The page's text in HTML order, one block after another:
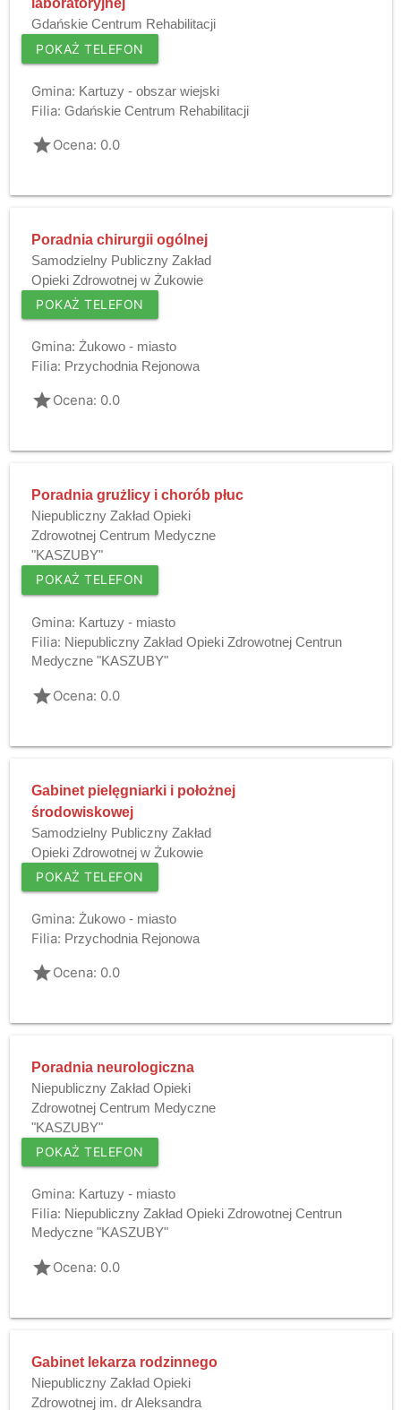
laboratoryjnej
Gdańskie Centrum Rehabilitacji
POKAŻ TELEFON
Gmina: Kartuzy - obszar wiejski
Filia: Gdańskie Centrum Rehabilitacji
gradeOcena: 0.0
Poradnia chirurgii ogólnej
Samodzielny Publiczny Zakład
Opieki Zdrowotnej w Żukowie
POKAŻ TELEFON
Gmina: Żukowo - miasto
Filia: Przychodnia Rejonowa
gradeOcena: 0.0
Poradnia grużlicy i chorób płuc
Niepubliczny Zakład Opieki
Zdrowotnej Centrum Medyczne
"KASZUBY"
POKAŻ TELEFON
Gmina: Kartuzy - miasto
Filia: Niepubliczny Zakład Opieki Zdrowotnej Centrun
Medyczne "KASZUBY"
gradeOcena: 0.0
Gabinet pielęgniarki i położnej
środowiskowej
Samodzielny Publiczny Zakład
Opieki Zdrowotnej w Żukowie
POKAŻ TELEFON
Gmina: Żukowo - miasto
Filia: Przychodnia Rejonowa
gradeOcena: 0.0
Poradnia neurologiczna
Niepubliczny Zakład Opieki
Zdrowotnej Centrum Medyczne
"KASZUBY"
POKAŻ TELEFON
Gmina: Kartuzy - miasto
Filia: Niepubliczny Zakład Opieki Zdrowotnej Centrun
Medyczne "KASZUBY"
gradeOcena: 0.0
Gabinet lekarza rodzinnego
Niepubliczny Zakład Opieki
Zdrowotnej im. dr Aleksandra